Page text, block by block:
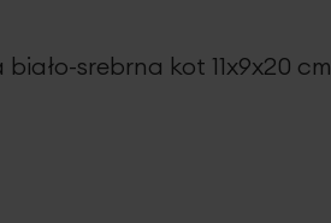
srebrna kot 11x9x20 cm